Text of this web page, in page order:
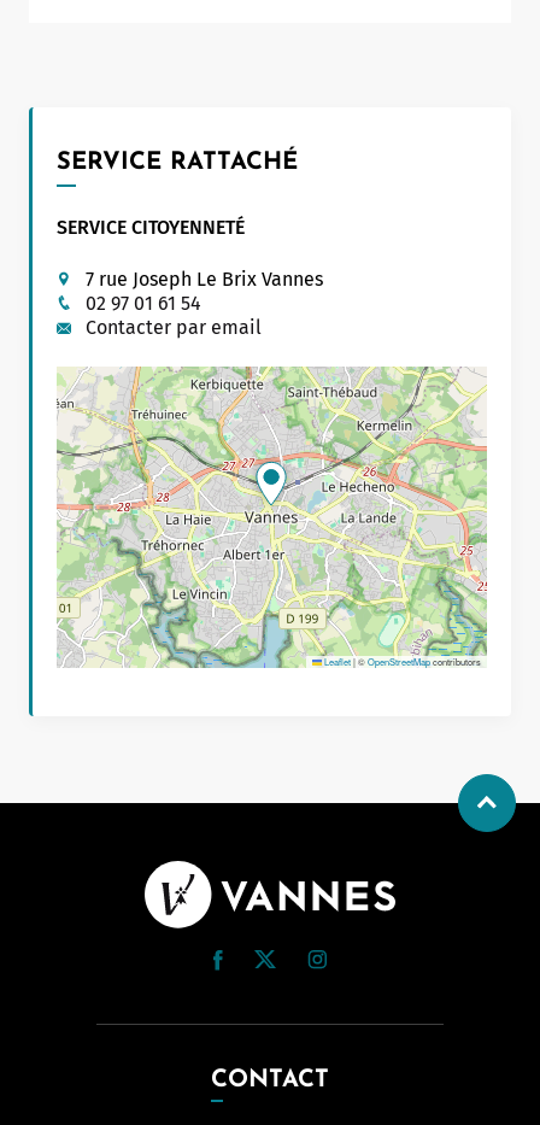
SERVICE RATTACHÉ
SERVICE CITOYENNETÉ
7 rue Joseph Le Brix Vannes
02 97 01 61 54
Contacter par email
Leaflet|©OpenStreetMapcontributors
CONTACT